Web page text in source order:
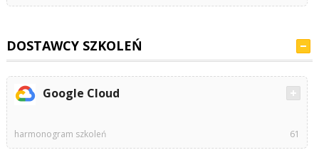
DOSTAWCY SZKOLEŃ
Google Cloud
harmonogram szkoleń 61